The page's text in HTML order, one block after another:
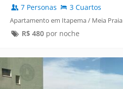
7 Personas 3 Cuartos
Apartamento em Itapema / Meia Praia
R$ 480por noche